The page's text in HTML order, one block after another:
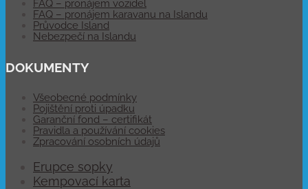
FAQ – pronájem vozidel
FAQ – pronájem karavanu na Islandu
Průvodce Island
Nebezpečí na Islandu
DOKUMENTY
Všeobecné podmínky
Pojištění proti úpadku
Garanční fond – certifikát
Pravidla a používání cookies
Zpracování osobních údajů
Erupce sopky
Kempovací karta